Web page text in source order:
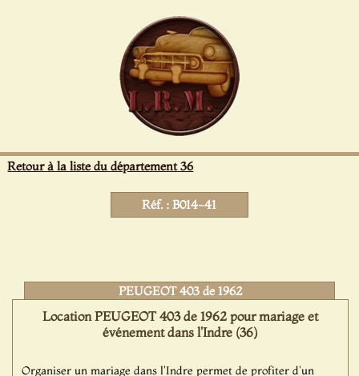
Retour à la liste du département 36
Réf. : B014-41
PEUGEOT 403 de 1962
Location PEUGEOT 403 de 1962 pour mariage et
événement dans l'Indre (36)
Organiser un mariage dans l'Indre permet de profiter d'un